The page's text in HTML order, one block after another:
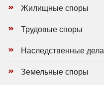
Жилищные споры
Трудовые споры
Наследственные дела
Земельные споры